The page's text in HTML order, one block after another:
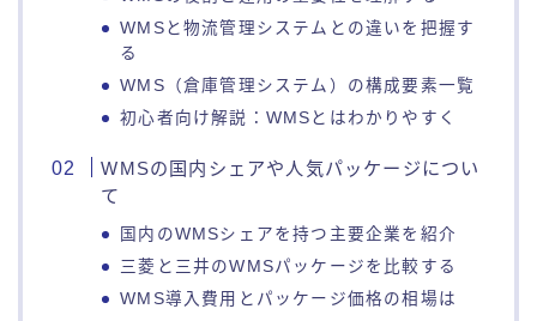
WMSと物流管理システムとの違いを把握す
る
WMS（倉庫管理システム）の構成要素一覧
初心者向け解説：WMSとはわかりやすく
WMSの国内シェアや人気パッケージについ
て
国内のWMSシェアを持つ主要企業を紹介
三菱と三井のWMSパッケージを比較する
WMS導入費用とパッケージ価格の相場は